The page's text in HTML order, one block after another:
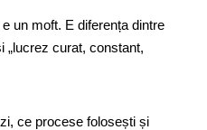
un moft. E diferența dintre
„lucrez curat, constant,
ce procese folosești și